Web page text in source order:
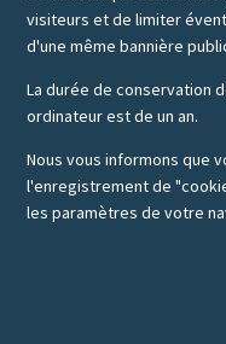
visiteurs et de limiter
d'une même bannière
La durée de conservation
ordinateur est de un an.
Nous vous informons que
l'enregistrement de
les paramètres de votre